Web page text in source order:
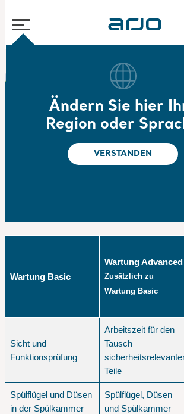
Ändern Sie hier
Region oder
VERSTANDEN
Preventive maintenance
Servicevertrag
Wartung Basic
Wartung Advanced
Zusätzlich zu
Wartung Basic
Sicht und
Funktionsprüfung
Arbeitszeit für den
Tausch
Teile
Spülflügel und Düsen
in der Spülkammer
Spülflügel, Düsen
und Spülkammer